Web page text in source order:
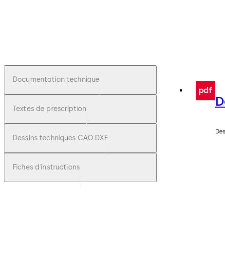
Documentation technique
Textes de prescription
Dessins techniques CAO DXF
Fiches d'instructions
pdf